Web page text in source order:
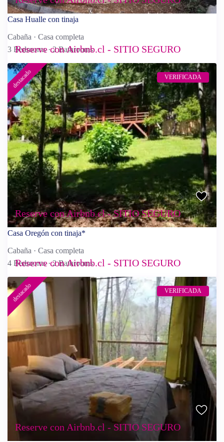
Casa Hualle con tinaja
Cabaña · Casa completa
3 Bedrooms·2 Bathrooms
Reserve con Airbnb.cl - SITIO SEGURO
Reserve con Airbnb.cl - SITIO SEGURO
destacado VERIFICADA
Casa Oregón con tinaja*
Cabaña · Casa completa
4 Bedrooms·2 Bathrooms
Reserve con Airbnb.cl - SITIO SEGURO
Reserve con Airbnb.cl - SITIO SEGURO
destacado VERIFICADA